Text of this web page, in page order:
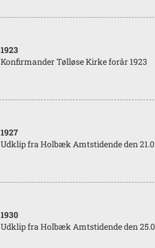
1923
Konfirmander Tølløse Kirke forår 1923
1927
Udklip fra Holbæk Amtstidende den
1930
Udklip fra Holbæk Amtstidende den